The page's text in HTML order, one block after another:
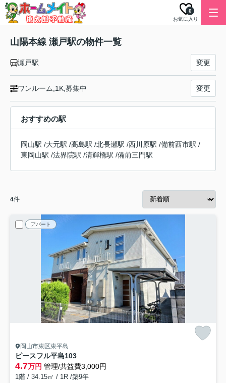
お気に入り
0
山陽本線 瀬戸駅の物件一覧
瀬戸駅 変更
ワンルーム,1K,募集中 変更
おすすめの駅
岡山駅 /大元駅 /高島駅 /北長瀬駅 /西川原駅 /備前西市駅 /
東岡山駅 /法界院駅 /清輝橋駅 /備前三門駅
4件
アパート
岡山市東区東平島
ピースフル平島103
4.7万円 管理/共益費3,000円
1階 / 34.15㎡ / 1R /築9年